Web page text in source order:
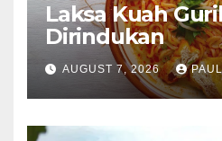
Laksa Kuah
Dirindukan
AUGUST 7, 2026